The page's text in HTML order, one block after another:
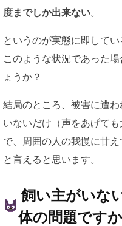
度までしか出来ない。
というのが実態に即して
このような状況であった場
ょうか？
結局のところ、被害に遭
いないだけ（声をあげても
で、周囲の人の我慢に甘
と言えると思います。
飼い主がいな
体の問題です